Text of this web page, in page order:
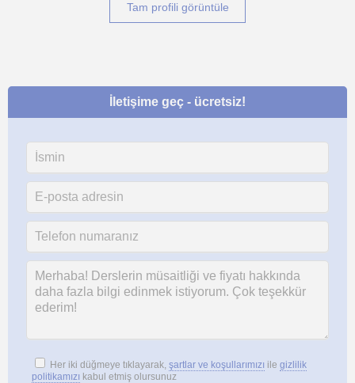
Tam profili görüntüle
İletişime geç - ücretsiz!
Her iki düğmeye tıklayarak, şartlar ve koşullarımızı ile gizlilik
politikamızı kabul etmiş olursunuz